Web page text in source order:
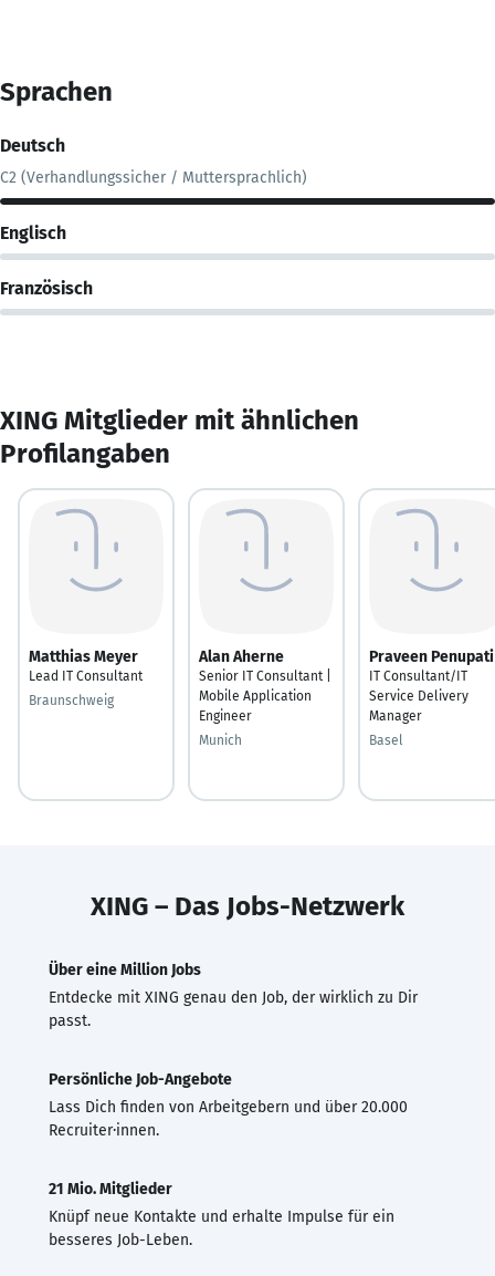
Sprachen
Deutsch
C2 (Verhandlungssicher / Muttersprachlich)
Englisch
Französisch
XING Mitglieder mit ähnlichen
Profilangaben
Matthias Meyer
Lead IT Consultant
Braunschweig
Alan Aherne
Senior IT Consultant |
Mobile Application
Engineer
Munich
Praveen Penupati
IT Consultant/IT
Service Delivery
Manager
Basel
XING – Das Jobs-Netzwerk
Über eine Million Jobs
Entdecke mit XING genau den Job, der wirklich zu Dir
passt.
Persönliche Job-Angebote
Lass Dich finden von Arbeitgebern und über 20.000
Recruiter·innen.
21 Mio. Mitglieder
Knüpf neue Kontakte und erhalte Impulse für ein
besseres Job-Leben.